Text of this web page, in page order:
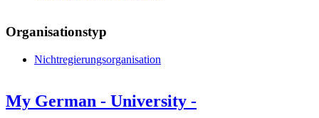
Organisationstyp
Nichtregierungsorganisation
My German - University -